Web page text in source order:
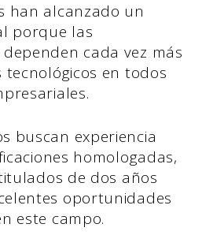
han alcanzado un
porque las
cada vez más
tecnológicos en todos
buscan experiencia
homologadas,
de dos años
oportunidades
este campo.